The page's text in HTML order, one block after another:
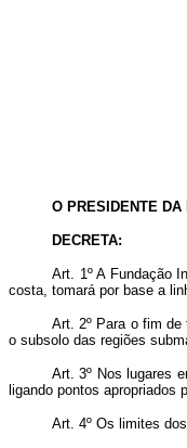
O PRESIDENTE DA
DECRETA:
Art. 1º A Fundação
costa, tomará por base a
Art. 2º Para o fim
o subsolo das regiões
Art. 3º Nos lugares
ligando pontos
Art. 4º Os limites